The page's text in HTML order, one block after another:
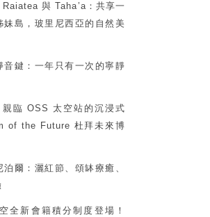
Raiatea 與 Taha’a：共享一
妹島，玻里尼西亞的自然美
音鍵：一年只有一次的寧靜
臨 OSS 太空站的沉浸式
of the Future 杜拜未來博
爾：灑紅節、頌缽療癒、
全新會籍積分制度登場！